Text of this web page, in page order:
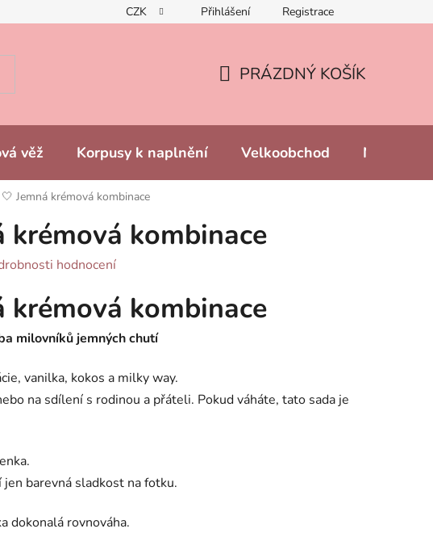
CZK Přihlášení Registrace
PRÁZDNÝ KOŠÍK
věž Korpusy k naplnění Velkoobchod Naše
🤍 Jemná krémová kombinace
krémová kombinace
hodnocení
krémová kombinace
milovníků jemných chutí
vanilka, kokos a milky way.
na sdílení s rodinou a přáteli. Pokud váháte, tato sada je
barevná sladkost na fotku.
dokonalá rovnováha.